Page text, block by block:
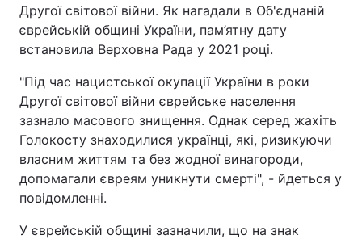
Другої світової війни. Як нагадали в Об'єднаній
єврейській общині України, пам’ятну дату
встановила Верховна Рада у 2021 році.
"Під час нацистської окупації України в роки
Другої світової війни єврейське населення
зазнало масового знищення. Однак серед жахіть
Голокосту знаходилися українці, які, ризикуючи
власним життям та без жодної винагороди,
допомагали євреям уникнути смерті", - йдеться у
повідомленні.
У єврейській общині зазначили, що на знак